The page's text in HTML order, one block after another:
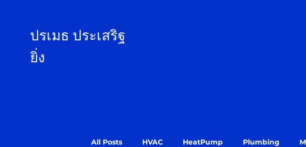
ปรเมธ ประเสริฐ
ยิ่ง
All Posts HVAC HeatPump Plumbing